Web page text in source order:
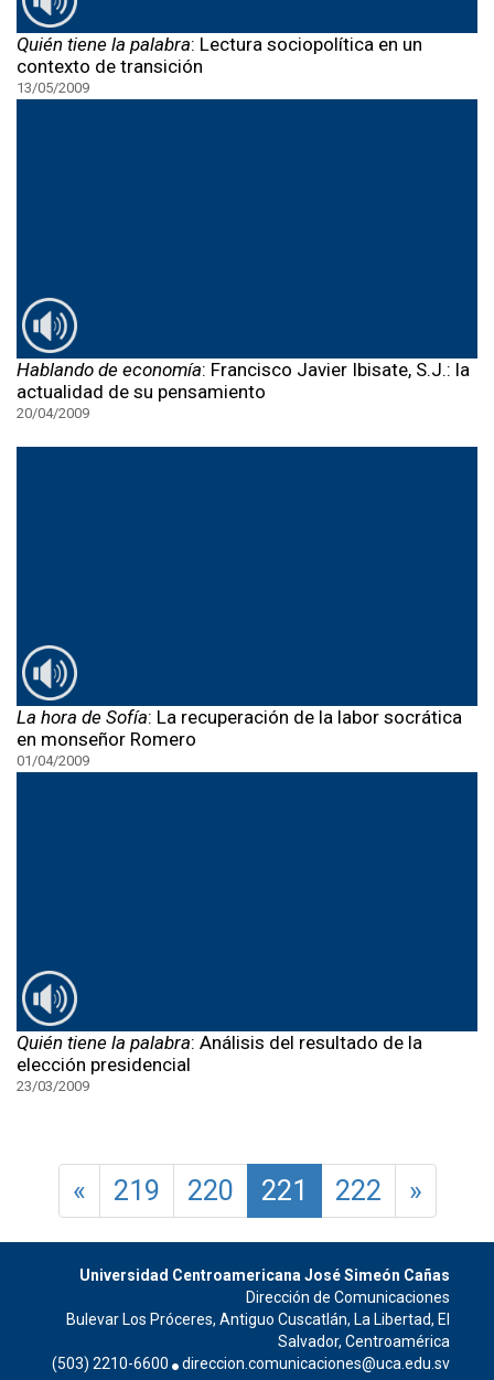
Quién tiene la palabra: Lectura sociopolítica en un
contexto de transición
13/05/2009
Hablando de economía: Francisco Javier Ibisate, S.J.: la
actualidad de su pensamiento
20/04/2009
La hora de Sofía: La recuperación de la labor socrática
en monseñor Romero
01/04/2009
Quién tiene la palabra: Análisis del resultado de la
elección presidencial
23/03/2009
« 219 220 221 222 »
Universidad Centroamericana José Simeón Cañas
Dirección de Comunicaciones
Bulevar Los Próceres, Antiguo Cuscatlán, La Libertad, El
Salvador, Centroamérica
(503) 2210-6600
direccion.comunicaciones@uca.edu.sv